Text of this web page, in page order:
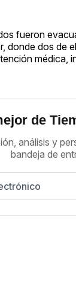
fueron
donde dos de
médica,
de
análisis y
bandeja de